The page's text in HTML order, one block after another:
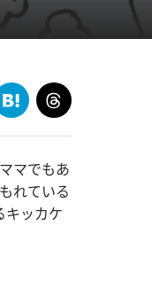
マでもあ
れている
キッカケ